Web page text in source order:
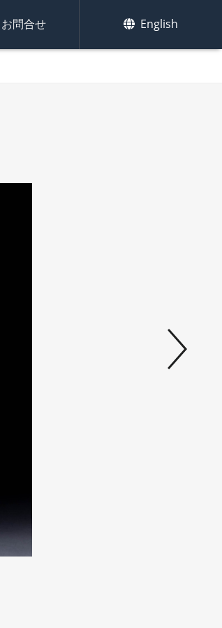
お問合せ English